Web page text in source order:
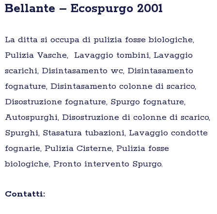
Bellante – Ecospurgo 2001
La ditta si occupa di pulizia fosse biologiche,
Pulizia Vasche, Lavaggio tombini, Lavaggio
scarichi, Disintasamento wc, Disintasamento
fognature, Disintasamento colonne di scarico,
Disostruzione fognature, Spurgo fognature,
Autospurghi, Disostruzione di colonne di scarico,
Spurghi, Stasatura tubazioni, Lavaggio condotte
fognarie, Pulizia Cisterne, Pulizia fosse
biologiche, Pronto intervento Spurgo.
Contatti: